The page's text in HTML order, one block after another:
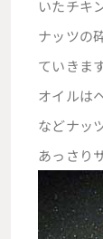
いたチキ
ナッツの
ていきます
オイルは
などナッ
あっさり